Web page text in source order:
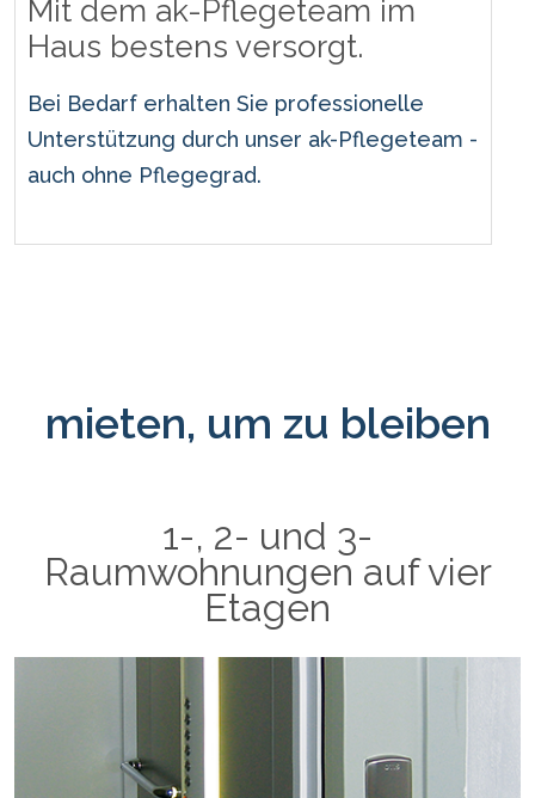
Mit dem ak-Pflegeteam im
Haus bestens versorgt.
Bei Bedarf erhalten Sie professionelle
Unterstützung durch unser ak-Pflegeteam -
auch ohne Pflegegrad.
mieten, um zu bleiben
1-, 2- und 3-
Raumwohnungen auf vier
Etagen